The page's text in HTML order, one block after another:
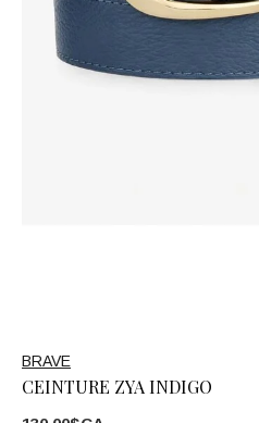
BRAVE
CEINTURE ZYA INDIGO